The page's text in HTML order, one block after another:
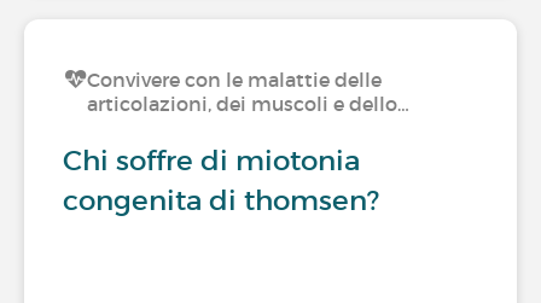
Convivere con le malattie delle
articolazioni, dei muscoli e dello…
Chi soffre di miotonia
congenita di thomsen?